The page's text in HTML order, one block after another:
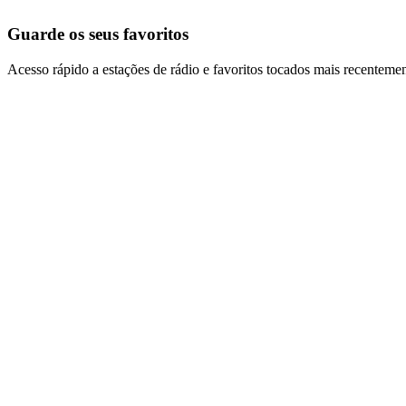
Guarde os seus favoritos
Acesso rápido a estações de rádio e favoritos tocados mais